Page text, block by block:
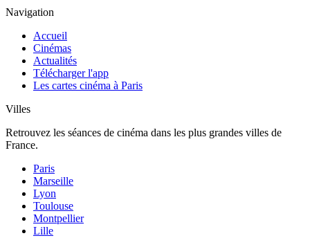
Navigation
Accueil
Cinémas
Actualités
Télécharger l'app
Les cartes cinéma à Paris
Villes
Retrouvez les séances de cinéma dans les plus grandes villes de
France.
Paris
Marseille
Lyon
Toulouse
Montpellier
Lille